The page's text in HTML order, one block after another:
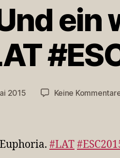
ein
2015 Keine
#LAT